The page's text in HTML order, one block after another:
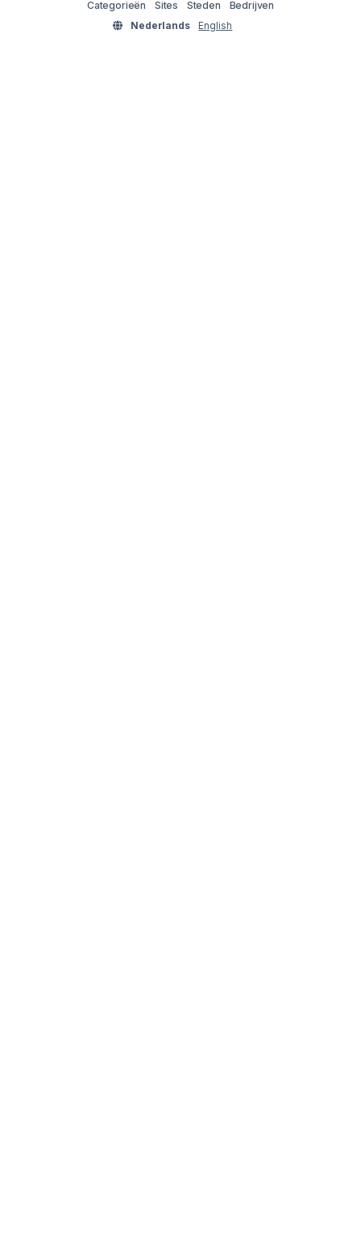
Categorieën
Sites Steden
Bedrijven
Nederlands
English